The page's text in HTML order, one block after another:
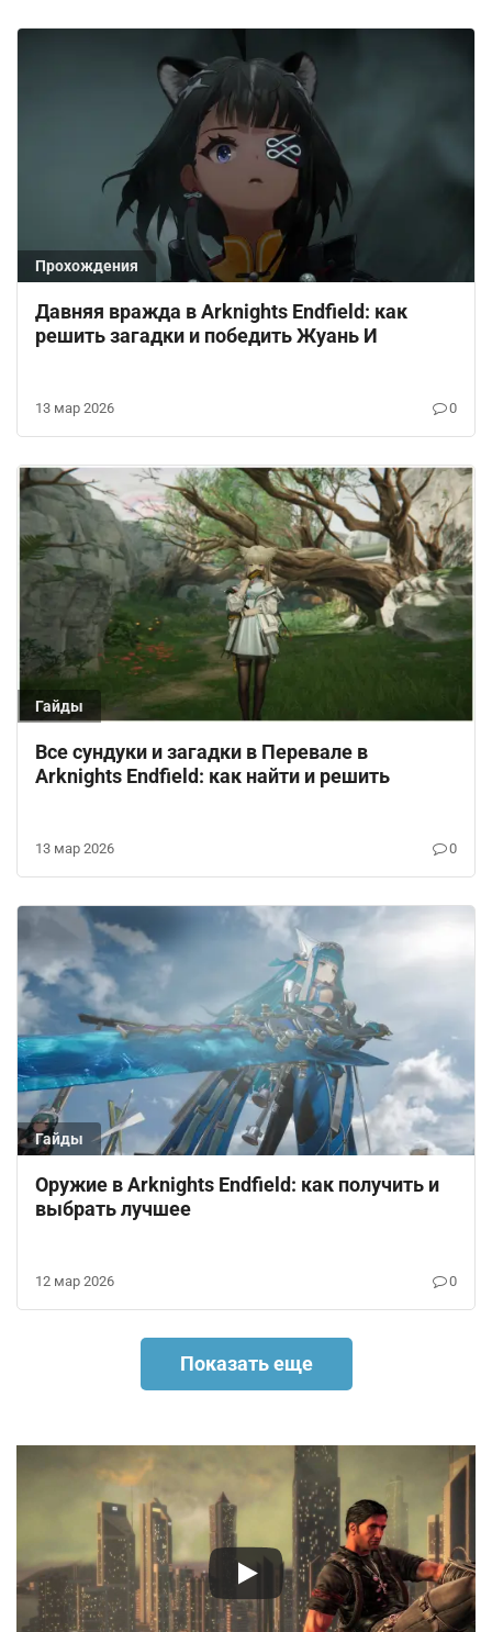
Прохождения
Давняя вражда в Arknights Endfield: как
решить загадки и победить Жуань И
13 мар 2026 0
Гайды
Все сундуки и загадки в Перевале в
Arknights Endfield: как найти и решить
13 мар 2026 0
Гайды
Оружие в Arknights Endfield: как получить и
выбрать лучшее
12 мар 2026 0
Показать еще